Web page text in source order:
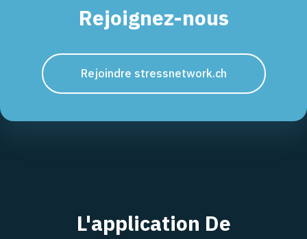
Rejoignez-nous
Rejoindre stressnetwork.ch
L'application De